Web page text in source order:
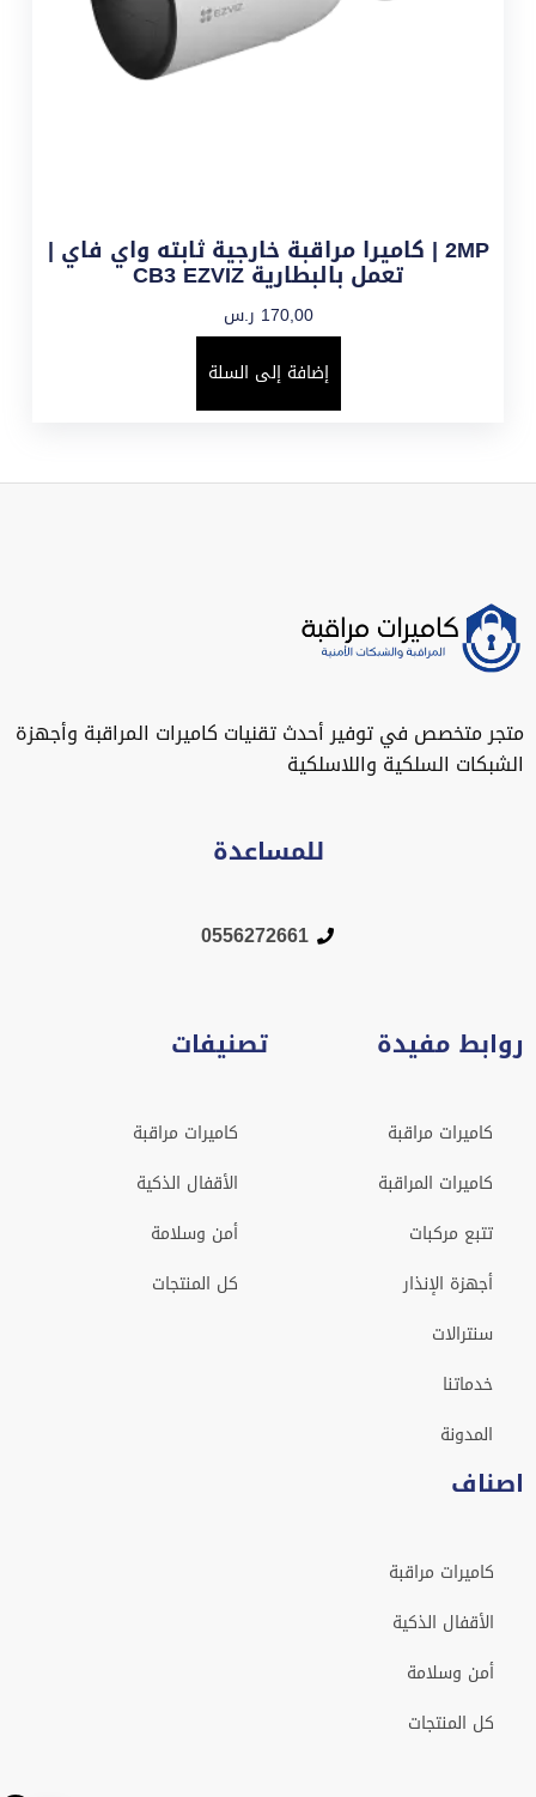
2MP | كاميرا مراقبة خارجية ثابته واي فاي |
تعمل بالبطارية CB3 EZVIZ
170,00 ر.س
إضافة إلى السلة
متجر متخصص في توفير أحدث تقنيات كاميرات المراقبة وأجهزة
الشبكات السلكية واللاسلكية
للمساعدة
0556272661
روابط مفيدة
كاميرات مراقبة
كاميرات المراقبة
تتبع مركبات
أجهزة الإنذار
سنترالات
خدماتنا
المدونة
تصنيفات
كاميرات مراقبة
الأقفال الذكية
أمن وسلامة
كل المنتجات
اصناف
كاميرات مراقبة
الأقفال الذكية
أمن وسلامة
كل المنتجات